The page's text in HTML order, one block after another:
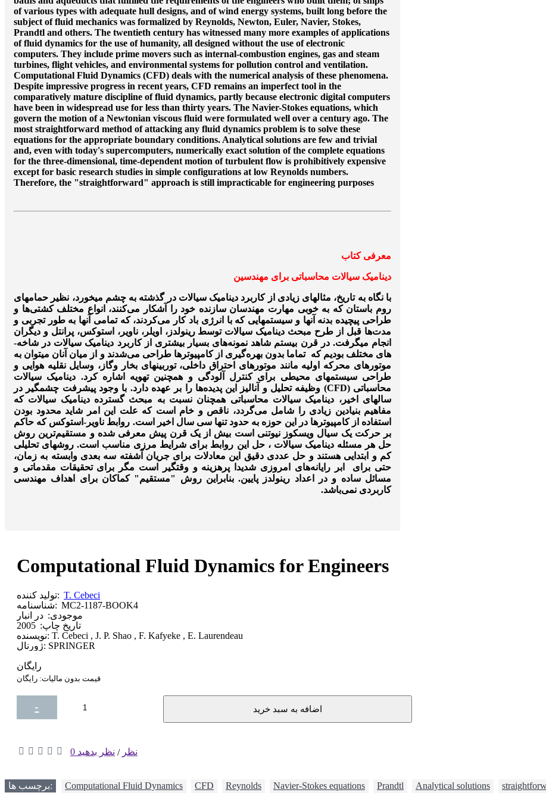
of various types with adequate hull designs, and of wind energy systems, built long before the
subject of fluid mechanics was formalized by Reynolds, Newton, Euler, Navier, Stokes,
Prandtl and others. The twentieth century has witnessed many more examples of applications
of fluid dynamics for the use of humanity, all designed without the use of electronic
computers. They include prime movers such as internal-combustion engines, gas and steam
turbines, flight vehicles, and environmental systems for pollution control and ventilation.
Computational Fluid Dynamics (CFD) deals with the numerical analysis of these phenomena.
Despite impressive progress in recent years, CFD remains an imperfect tool in the
comparatively mature discipline of fluid dynamics, partly because electronic digital computers
have been in widespread use for less than thirty years. The Navier-Stokes equations, which
govern the motion of a Newtonian viscous fluid were formulated well over a century ago. The
most straightforward method of attacking any fluid dynamics problem is to solve these
equations for the appropriate boundary conditions. Analytical solutions are few and trivial
and, even with today's supercomputers, numerically exact solution of the complete equations
for the three-dimensional, time-dependent motion of turbulent flow is prohibitively expensive
except for basic research studies in simple configurations at low Reynolds numbers.
Therefore, the "straightforward" approach is still impracticable for engineering purposes
معرفی کتاب
دینامیک سیالات محاسباتی برای مهندسین
با نگاه به تاریخ، مثال­های زیادی از کاربرد دینامیک سیالات در گذشته به چشم می­خورد، نظیر حمام­های
روم باستان که به خوبی مهارت مهندسان سازنده خود را آشکار می­‌کنند، انواع مختلف کشتی‌ها و
طراحی پیچیده بدنه آنها و سیستم­هایی که با انرژی باد کار می‌­کردند، که تمامی آن­ها به طور تجربی و
مدت‌ها قبل از طرح مبحث دینامیک سیالات توسط رینولدز، اویلر، ناویر، استوکس، پرانتل و دیگران
انجام می­گرفت. در قرن بیستم شاهد نمونه‌­های بسیار بیشتری از کاربرد دینامیک سیالات در شاخه­
های مختلف بودیم که تماما بدون بهره‌گیری از کامپیوترها طراحی می‌­شدند و از میان آنان می­توان به
موتورهای محرکه اولیه مانند موتور­های احتراق داخلی، توربین­های بخار وگاز، وسایل نقلیه هوایی و
طراحی سیستم­های محیطی برای کنترل آلودگی و همچنین تهویه اشاره کرد. دینامیک سیالات
محاسباتی (CFD) وظیفه تحلیل و آنالیز این پدیده‌­ها را بر عهده دارد. با وجود پیشرفت چشمگیر در
سال­های اخیر، دینامیک سیالات محاسباتی همچنان نسبت به مبحث گسترده دینامیک سیالات که
مفاهیم بنیادین زیادی را شامل می­‌گردد، ناقص و خام است که علت این امر شاید محدود بودن
استفاده از کامپیوترها در این حوزه به حدود تنها سی سال اخیر است. روابط ناویر-استوکس که حاکم
بر حرکت یک سیال ویسکوز نیوتنی است بیش از یک قرن پیش معرفی شده و مستقیم­‌ترین روش
حل هر مسئله دینامیک سیالات ، حل این روابط برای شرایط مرزی مناسب است. روش­های تحلیلی
کم و ابتدایی هستند و حل عددی دقیق این معادلات برای جریان آشفته سه ­بعدی وابسته به زمان،
حتی برای ابر رایانه­‌های امروزی شدیدا پرهزینه و وقتگیر است مگر برای تحقیقات مقدماتی و
مسائل ساده و در اعداد رینولدز پایین. بنابراین روش "مستقیم" کماکان برای اهداف مهندسی
کاربردی نمی­‌باشد.
Computational Fluid Dynamics for Engineers
تولید کننده: T. Cebeci
شناسنامه: MC2-1187-BOOK4
موجودی: در انبار
تاریخ چاپ: 2005
نویسنده: T. Cebeci , J. P. Shao , F. Kafyeke , E. Laurendeau
ژورنال: SPRINGER
رایگان
قیمت بدون مالیات: رایگان
-
اضافه به سبد خرید
0 نظر / نظر بدهید
برچسب ها: Computational Fluid Dynamics CFD Reynolds Navier-Stokes equations Prandtl Analytical solutions